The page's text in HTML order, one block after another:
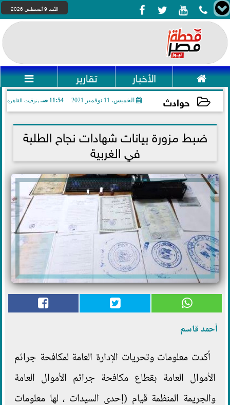
    الأحد 9 أغسطس 2026
 الأخبار تقارير 
حوادث الخميس، 11 نوفمبر 2021 11:54 صـ بتوقيت القاهرة
2021-11-11 11:54:17ضبط مزورة بيانات شهادات نجاح الطلبة
في الغربية
أحمد قاسم
أكدت معلومات وتحريات الإدارة العامة لمكافحة جرائم
الأموال العامة بقطاع مكافحة جرائم الأموال العامة
والجريمة المنظمة قيام (إحدى السيدات ، لها معلومات